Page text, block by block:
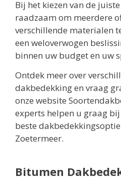
Bij het kiezen van de
raadzaam om meerdere
verschillende materialen
een weloverwogen
binnen uw budget en uw
Ontdek meer over
dakbedekking en vraag
onze website
experts helpen u graag
beste
Zoetermeer.
Bitumen